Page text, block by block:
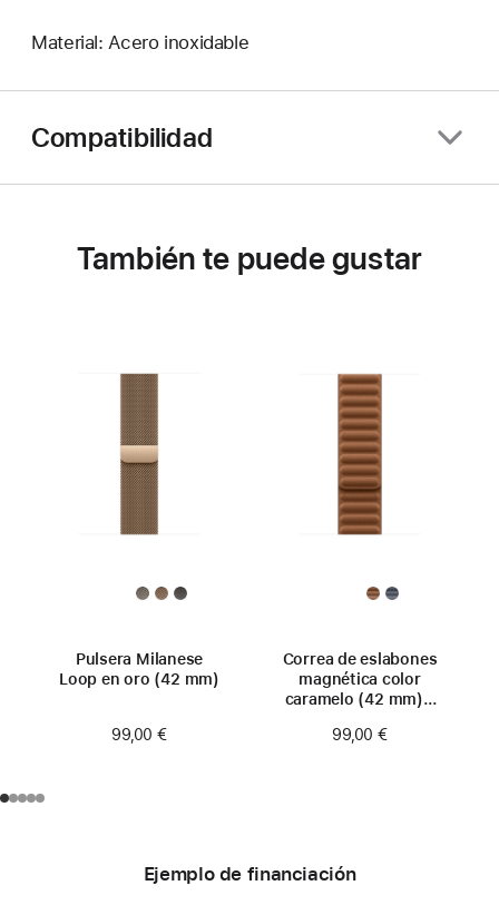
Material: Acero inoxidable
Compatibilidad
También te puede gustar
Pulsera Milanese
Loop en oro (42 mm)
99,00 €
Correa de eslabones
magnética color
caramelo (42 mm) -
99,00 €
Ejemplo de financiación